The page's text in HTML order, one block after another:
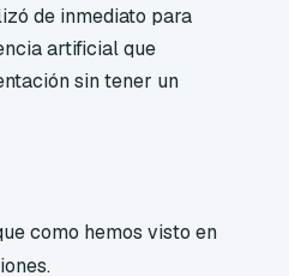
de inmediato para
artificial que
sin tener un
como hemos visto en